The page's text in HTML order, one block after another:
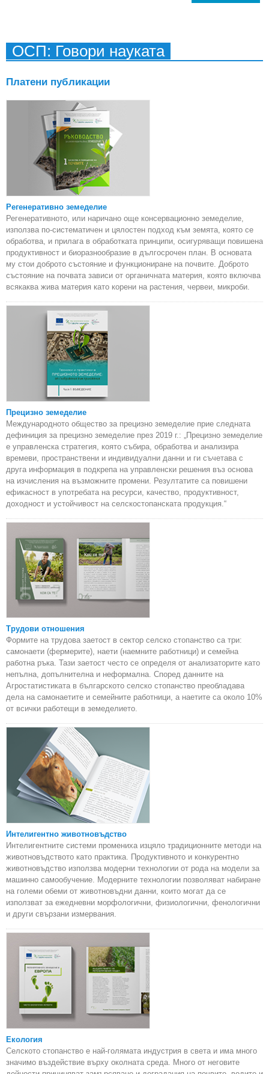
ОСП: Говори науката
Платени публикации
Регенеративно земеделие
Регенеративното, или наричано още консервационно земеделие,
използва по-систематичен и цялостен подход към земята, която се
обработва, и прилага в обработката принципи, осигуряващи повишена
продуктивност и биоразнообразие в дългосрочен план. В основата
му стои доброто състояние и функциониране на почвите. Доброто
състояние на почвата зависи от органичната материя, която включва
всякаква жива материя като корени на растения, червеи, микроби.
Прецизно земеделие
Международното общество за прецизно земеделие прие следната
дефиниция за прецизно земеделие през 2019 г.: „Прецизно земеделие
е управленска стратегия, която събира, обработва и анализира
времеви, пространствени и индивидуални данни и ги съчетава с
друга информация в подкрепа на управленски решения въз основа
на изчисления на възможните промени. Резултатите са повишени
ефикасност в употребата на ресурси, качество, продуктивност,
доходност и устойчивост на селскостопанската продукция.“
Трудови отношения
Формите на трудова заетост в сектор селско стопанство са три:
самонаети (фермерите), наети (наемните работници) и семейна
работна ръка. Тази заетост често се определя от анализаторите като
непълна, допълнителна и неформална. Според данните на
Агростатистиката в българското селско стопанство преобладава
дела на самонаетите и семейните работници, а наетите са около 10%
от всички работещи в земеделието.
Интелигентно животновъдство
Интелигентните системи промениха изцяло традиционните методи на
животновъдството като практика. Продуктивното и конкурентно
животновъдство използва модерни технологии от рода на модели за
машинно самообучение. Модерните технологии позволяват набиране
на големи обеми от животновъдни данни, които могат да се
използват за ежедневни морфологични, физиологични, фенологични
и други свързани измервания.
Екология
Селското стопанство е най-голямата индустрия в света и има много
значимо въздействие върху околната среда. Много от неговите